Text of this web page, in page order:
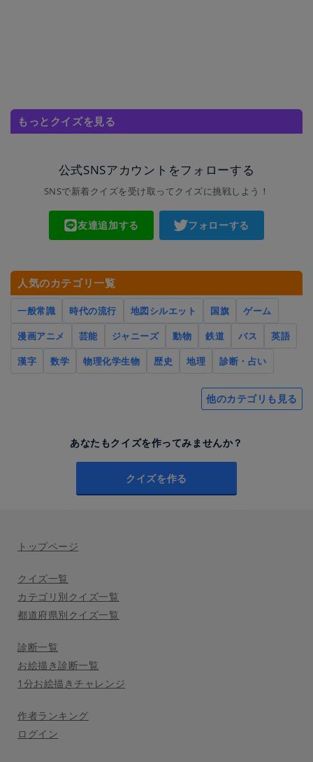
もっとクイズを見る
公式SNSアカウントをフォローする
SNSで新着クイズを受け取ってクイズに挑戦しよう！
友達追加する フォローする
人気のカテゴリ一覧
一般常識 時代の流行 地図シルエット 国旗
ゲーム
漫画アニメ
芸能 ジャニーズ 動物 鉄道 バス
英語
漢字
数学 物理化学生物 歴史 地理 診断・占い
他のカテゴリも見る
あなたもクイズを作ってみませんか？
クイズを作る
トップページ
クイズ一覧
カテゴリ別クイズ一覧
都道府県別クイズ一覧
診断一覧
お絵描き診断一覧
1分お絵描きチャレンジ
作者ランキング
ログイン